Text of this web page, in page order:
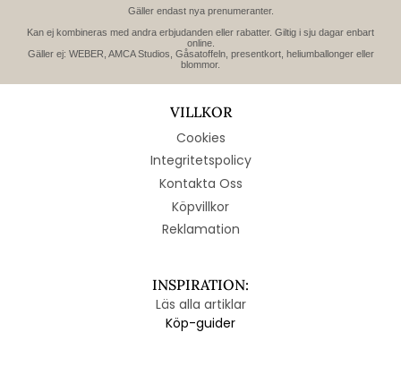
Gäller endast nya prenumeranter.
Kan ej kombineras med andra erbjudanden eller rabatter. Giltig i sju dagar enbart
online.
Gäller ej: WEBER, AMCA Studios, Gåsatoffeln, presentkort, heliumballonger eller
blommor.
VILLKOR
Cookies
Integritetspolicy
Kontakta Oss
Köpvillkor
Reklamation
INSPIRATION:
Läs alla artiklar
Köp-guider